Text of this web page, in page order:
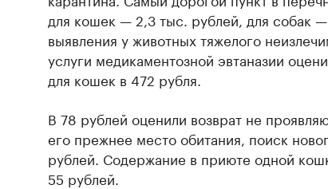
для кошек — 2,3 тыс. рублей, для собак
выявления у животных тяжелого
услуги медикаментозной эвтаназии
для кошек в 472 рубля.
В 78 рублей оценили возврат не
его прежнее место обитания, поиск
рублей. Содержание в приюте одной
55 рублей.